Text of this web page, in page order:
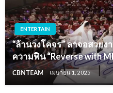
ENTERTAIN
“ล้านวงโคจร” ลาจอสวย
ความฟิน “Reverse with
CBNTEAM เมษายน 1, 2025